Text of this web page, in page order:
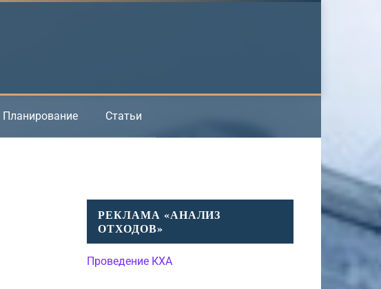
Планирование Статьи
РЕКЛАМА «АНАЛИЗ
ОТХОДОВ»
Проведение КХА